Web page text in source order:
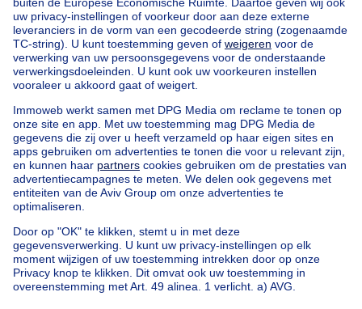
Kopen uw gebouw voor gemengd gebruik in Saint-gilles
Vind andere pandenHuis te koop Limburg
Vind andere gebouw gemengd gebruik in
Gebouw gemengd gebruik te koop St-Gillis
Appartementsblok te koop
Bel-etage te koop
Uitzonderlijk vastgoed te koop
Boerderij te koop
Bungalow te koop
Chalet te koop
Kasteel te koop
Landhuis te koop
Gebouw gemengd gebruik te koop
Andere panden te koop
Manoir te koop
Onze huizen buiten BelgiëHuis te koop Frankrijk
Huis te koop Spanje
Huis te koop Luxemburg
Huis te koop Nederland
Over
Tools